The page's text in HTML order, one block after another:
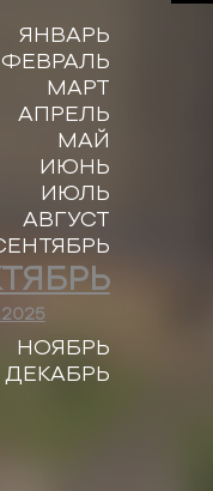
ЯНВАРЬ
ФЕВРАЛЬ
МАРТ
АПРЕЛЬ
МАЙ
ИЮНЬ
ИЮЛЬ
АВГУСТ
НОЯБРЬ
ДЕКАБРЬ